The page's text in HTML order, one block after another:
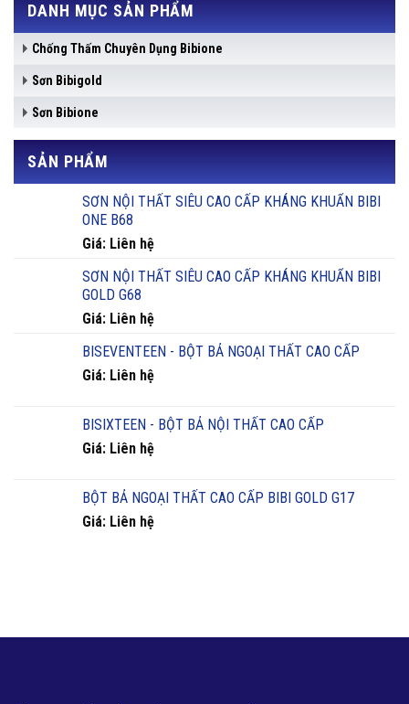
DANH MỤC SẢN PHẨM
Chống Thấm Chuyên Dụng Bibione
Sơn Bibigold
Sơn Bibione
SẢN PHẨM
SƠN NỘI THẤT SIÊU CAO CẤP KHÁNG KHUẨN BIBI
ONE B68
Giá: Liên hệ
SƠN NỘI THẤT SIÊU CAO CẤP KHÁNG KHUẨN BIBI
GOLD G68
Giá: Liên hệ
BISEVENTEEN - BỘT BẢ NGOẠI THẤT CAO CẤP
Giá: Liên hệ
BISIXTEEN - BỘT BẢ NỘI THẤT CAO CẤP
Giá: Liên hệ
BỘT BẢ NGOẠI THẤT CAO CẤP BIBI GOLD G17
Giá: Liên hệ